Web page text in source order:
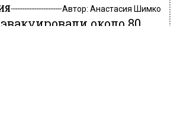
Автор: Анастасия Шимко
около 80